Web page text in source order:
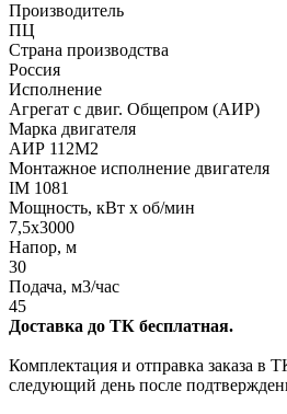
Производитель
ПЦ
Страна производства
Россия
Исполнение
Агрегат с двиг. Общепром (АИР)
Марка двигателя
АИР 112М2
Монтажное исполнение двигателя
IM 1081
Мощность, кВт x об/мин
7,5х3000
Напор, м
30
Подача, м3/час
45
Доставка до ТК бесплатная.
Комплектация и отправка заказа в
следующий день после